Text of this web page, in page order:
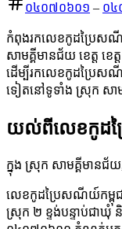
០៤០៧០៦០១ – ០
កំពុងរកលេខកូដប្រៃសណី
សាមគ្គីមានជ័យ ខេត្ត ខេ
ដើម្បីរកលេខកូដប្រៃស
ទៀតនៅទូទាំង ស្រុក សា
យល់ពីលេខកូដប្
ក្នុង ស្រុក សាមគ្គីមានជ័យ,
លេខកូដប្រៃសណីយ៍កម្ពុជាម
ស្រុក ២ ខ្ទង់បន្ទាប់ជាឃុំ